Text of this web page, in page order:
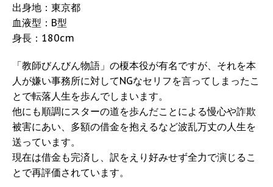
出身地：東京都
血液型：B型
身長：180cm
「教師びんびん物語」の榎本役が有名ですが、それを本
人が嫌い事務所に対してNGなセリフを言ってしまったこ
とで転落人生を歩んでしまいます。
他にも順調にスターの道を歩んだことによる慢心や詐欺
被害にあい、多額の借金を抱えるなど波乱万丈の人生を
送っています。
現在は借金も完済し、訳をえり好みせず全力で演じるこ
とで再評価されています。